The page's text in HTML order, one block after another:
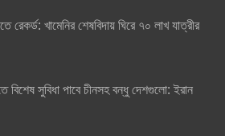
রেকর্ড: খামেনির শেষবিদায় ঘিরে ৭০ লাখ যাত্রীর
বিশেষ সুবিধা পাবে চীনসহ বন্ধু দেশগুলো: ইরান